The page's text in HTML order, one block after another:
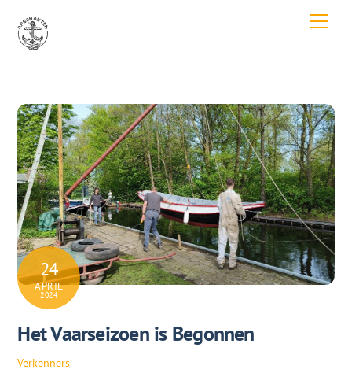
content
24
APRIL
2024
Het Vaarseizoen is Begonnen
Verkenners